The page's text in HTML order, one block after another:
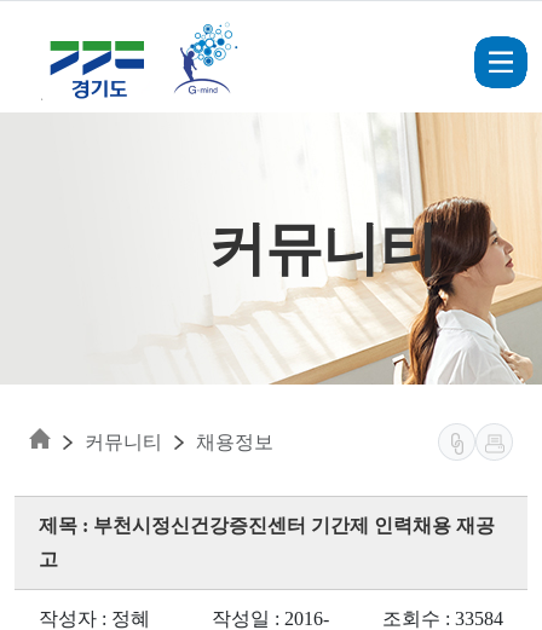
커뮤니티
커뮤니티 채용정보
제목 : 부천시정신건강증진센터 기간제 인력채용 재공
고
작성자 : 정혜
작성일 : 2016-
조회수 : 33584